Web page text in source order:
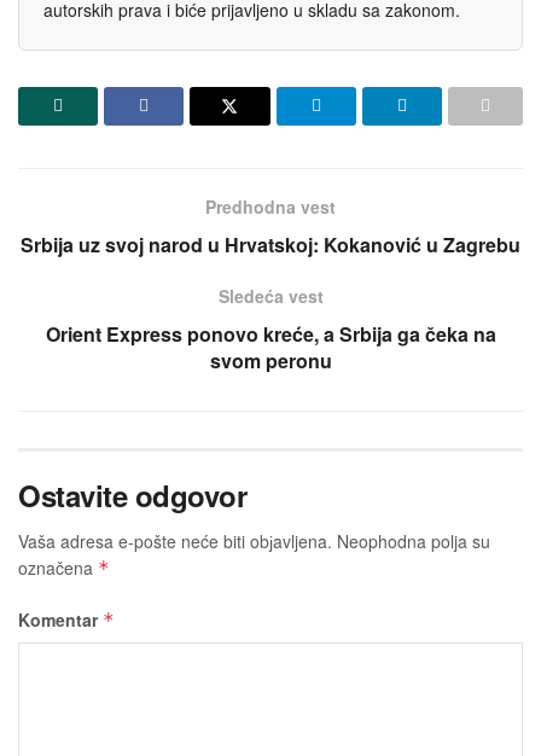
autorskih prava i biće prijavljeno u skladu sa zakonom.
Predhodna vest
Srbija uz svoj narod u Hrvatskoj: Kokanović u Zagrebu
Sledeća vest
Orient Express ponovo kreće, a Srbija ga čeka na
svom peronu
Ostavite odgovor
Vaša adresa e-pošte neće biti obјavljena. Neophodna polja su
označena *
Komentar *